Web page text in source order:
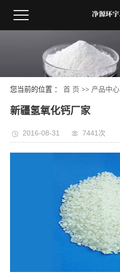
您当前的位置 ：首 页 >> 产品中心
新疆氢氧化钙厂家
2016-08-31 7441次